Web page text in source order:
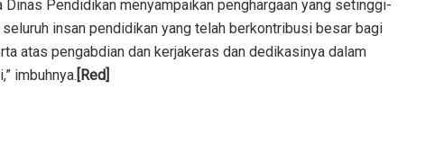
Pendidikan menyampaikan penghargaan yang setinggi-
insan pendidikan yang telah berkontribusi besar bagi
atas pengabdian dan kerjakeras dan dedikasinya dalam
imbuhnya. [Red]